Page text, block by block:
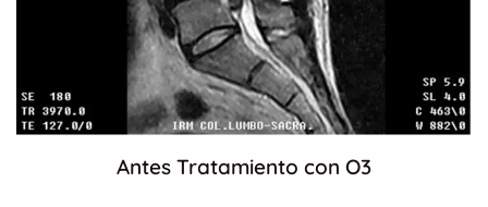
Antes Tratamiento con O3